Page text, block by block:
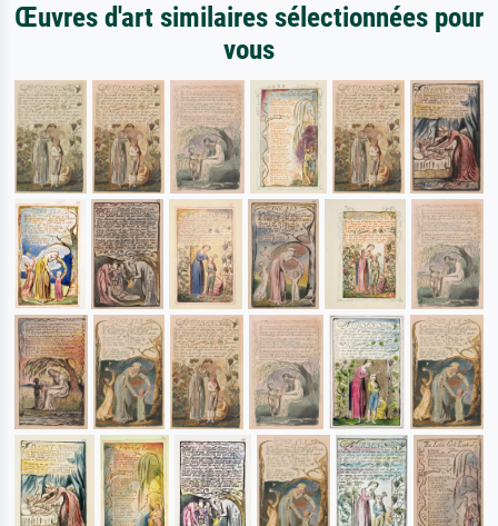
Œuvres d'art similaires sélectionnées pour
vous